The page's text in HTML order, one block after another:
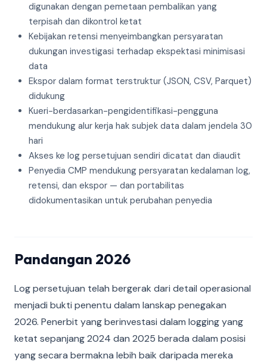
digunakan dengan pemetaan pembalikan yang
terpisah dan dikontrol ketat
Kebijakan retensi menyeimbangkan persyaratan
dukungan investigasi terhadap ekspektasi minimisasi
data
Ekspor dalam format terstruktur (JSON, CSV, Parquet)
didukung
Kueri-berdasarkan-pengidentifikasi-pengguna
mendukung alur kerja hak subjek data dalam jendela 30
hari
Akses ke log persetujuan sendiri dicatat dan diaudit
Penyedia CMP mendukung persyaratan kedalaman log,
retensi, dan ekspor — dan portabilitas
didokumentasikan untuk perubahan penyedia
Pandangan 2026
Log persetujuan telah bergerak dari detail operasional
menjadi bukti penentu dalam lanskap penegakan
2026. Penerbit yang berinvestasi dalam logging yang
ketat sepanjang 2024 dan 2025 berada dalam posisi
yang secara bermakna lebih baik daripada mereka